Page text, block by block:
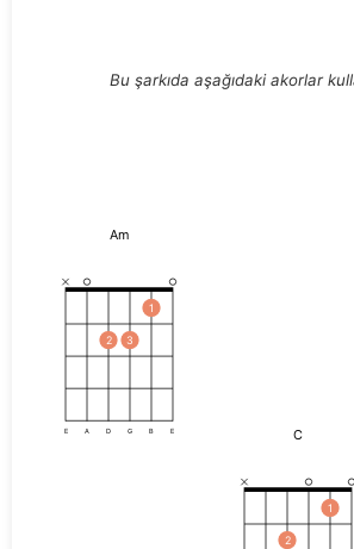
Bu şarkıda aşağıdaki akorlar
Am
2 3
1
E A D G B E C
2
1